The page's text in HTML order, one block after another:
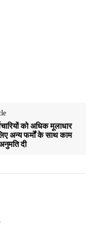
को अधिक मूलाधार
अन्य फर्मों के साथ काम
दी